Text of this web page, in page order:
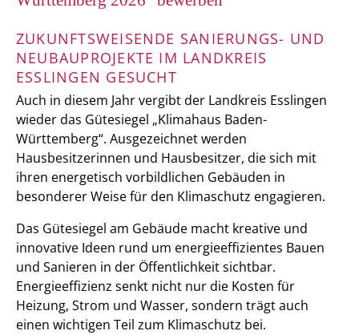
ZUKUNFTSWEISENDE SANIERUNGS- UND
NEUBAUPROJEKTE IM LANDKREIS
ESSLINGEN GESUCHT
Auch in diesem Jahr vergibt der Landkreis Esslingen
wieder das Gütesiegel „Klimahaus Baden-
Württemberg“. Ausgezeichnet werden
Hausbesitzerinnen und Hausbesitzer, die sich mit
ihren energetisch vorbildlichen Gebäuden in
besonderer Weise für den Klimaschutz engagieren.
Das Gütesiegel am Gebäude macht kreative und
innovative Ideen rund um energieeffizientes Bauen
und Sanieren in der Öffentlichkeit sichtbar.
Energieeffizienz senkt nicht nur die Kosten für
Heizung, Strom und Wasser, sondern trägt auch
einen wichtigen Teil zum Klimaschutz bei.